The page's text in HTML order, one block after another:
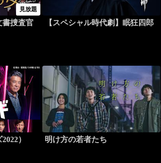
見放題
捜査官 【スペシャル時代劇】眠狂四郎
） 明け方の若者たち